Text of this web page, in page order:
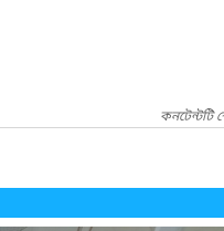
কনটেন্টটি